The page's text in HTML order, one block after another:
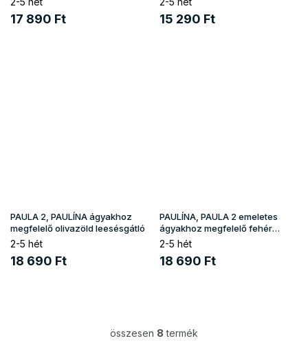
17 890 Ft 15 290 Ft
PAULA 2, PAULÍNA ágyakhoz
megfelelő olivazöld leesésgátló
2-5 hét
18 690 Ft
PAULÍNA, PAULA 2 emeletes
ágyakhoz megfelelő fehér
leesésgátló
2-5 hét
18 690 Ft
L
összesen 8 termék